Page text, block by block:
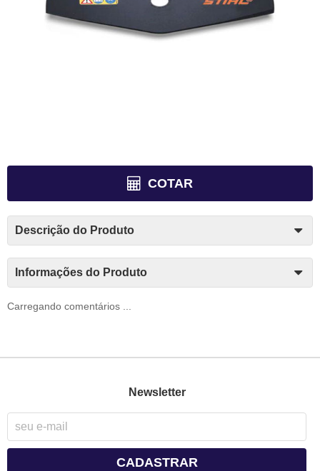
COTAR
Descrição do Produto
Informações do Produto
Carregando comentários ...
Newsletter
CADASTRAR